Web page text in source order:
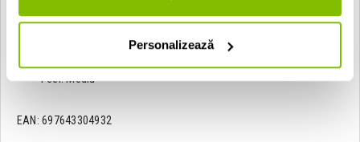
Personalizează
Atac bat: Pingy
Bell: Separat
Feel: Mediu
EAN: 697643304932